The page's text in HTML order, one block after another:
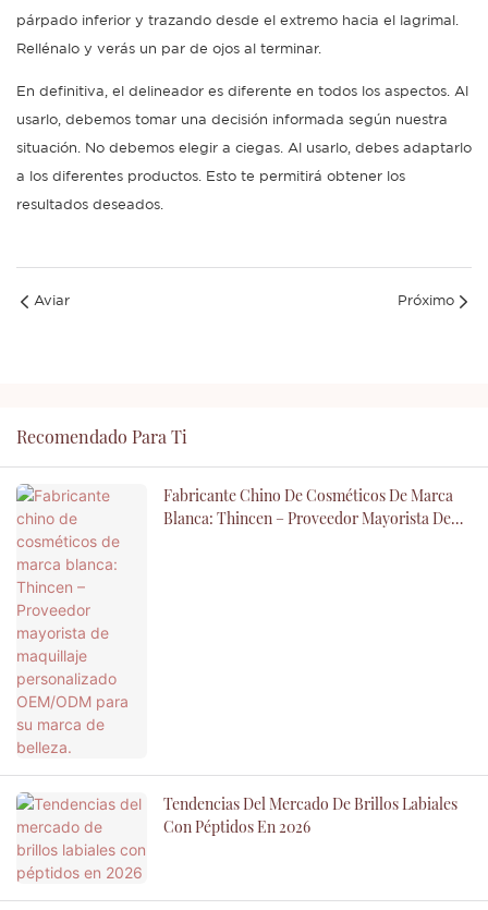
párpado inferior y trazando desde el extremo hacia el lagrimal.
Rellénalo y verás un par de ojos al terminar.
En definitiva, el delineador es diferente en todos los aspectos. Al
usarlo, debemos tomar una decisión informada según nuestra
situación. No debemos elegir a ciegas. Al usarlo, debes adaptarlo
a los diferentes productos. Esto te permitirá obtener los
resultados deseados.
Aviar Próximo
Recomendado Para Ti
Fabricante Chino De Cosméticos De Marca
Blanca: Thincen – Proveedor Mayorista De
Tendencias Del Mercado De Brillos Labiales
Con Péptidos En 2026